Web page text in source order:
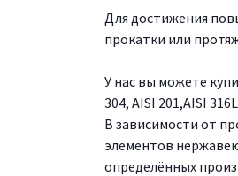
Для достижения
прокатки или
У нас вы можете
304, AISI 201,AISI
В зависимости от
элементов
определённых